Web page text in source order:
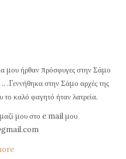
μου ήρθαν πρόσφυγες στην Σάμο
.Γεννήθηκα στην Σάμο αρχές της
το καλό φαγητό ήταν λατρεία.
μαζί μου στο e mail μου